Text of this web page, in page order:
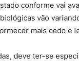
conforme vai
vão
mais cedo e
deve ter-se